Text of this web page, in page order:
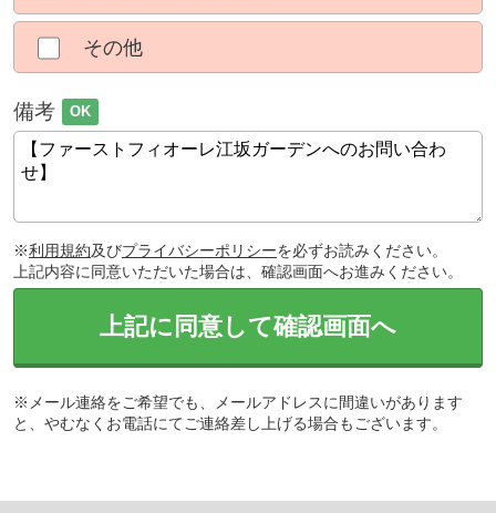
その他
備考 OK
※利用規約及びプライバシーポリシーを必ずお読みください。
上記内容に同意いただいた場合は、確認画面へお進みください。
上記に同意して確認画面へ
※メール連絡をご希望でも、メールアドレスに間違いがあります
と、やむなくお電話にてご連絡差し上げる場合もございます。